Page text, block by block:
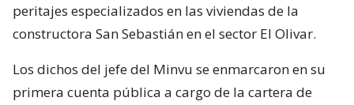
peritajes especializados en las viviendas de la
constructora San Sebastián en el sector El Olivar.
Los dichos del jefe del Minvu se enmarcaron en su
primera cuenta pública a cargo de la cartera de